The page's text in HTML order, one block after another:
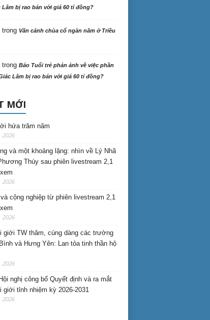
Lâm bị rao bán với giá 60 tỉ đồng?
trong Vãn cảnh chùa cổ ngàn năm ở Triều
trong Báo Tuổi trẻ phản ảnh về việc phần
Lâm bị rao bán với giá 60 tỉ đồng?
MỚI
hứa trăm năm
2026
và một khoảng lặng: nhìn về Lý Nhã
Thúy sau phiên livestream 2,1
2026
cộng nghiệp từ phiên livestream 2,1
2026
giới TW thăm, cúng dàng các trường
và Hưng Yên: Lan tỏa tinh thần hộ
2026
nghị công bố Quyết định và ra mắt
giới tỉnh nhiệm kỳ 2026-2031
2026